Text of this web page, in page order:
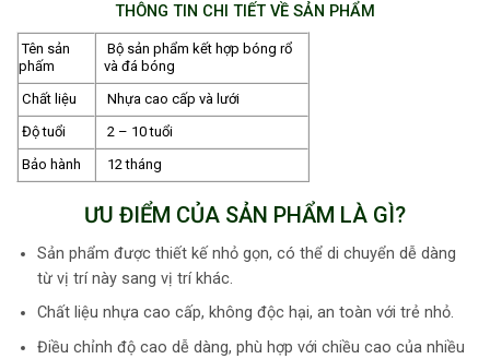
THÔNG TIN CHI TIẾT VỀ SẢN PHẨM
Tên sản
phấm
Bộ sản phẩm kết hợp bóng rổ
và đá bóng
Chất liệu
Nhựa cao cấp và lưới
Độ tuổi
2 – 10 tuổi
Bảo hành
12 tháng
ƯU ĐIỂM CỦA SẢN PHẨM LÀ GÌ?
Sản phẩm được thiết kế nhỏ gọn, có thể di chuyển dễ dàng
từ vị trí này sang vị trí khác.
Chất liệu nhựa cao cấp, không độc hại, an toàn với trẻ nhỏ.
Điều chỉnh độ cao dễ dàng, phù hợp với chiều cao của nhiều